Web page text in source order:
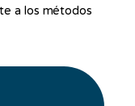
a los métodos